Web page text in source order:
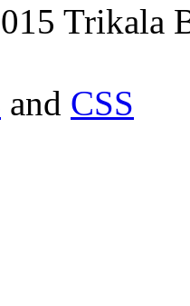
Trikala
and CSS